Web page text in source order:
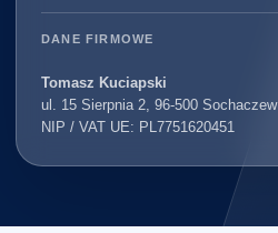
DANE FIRMOWE
Tomasz Kuciapski
ul. 15 Sierpnia 2, 96-500 Sochaczew
NIP / VAT UE: PL7751620451